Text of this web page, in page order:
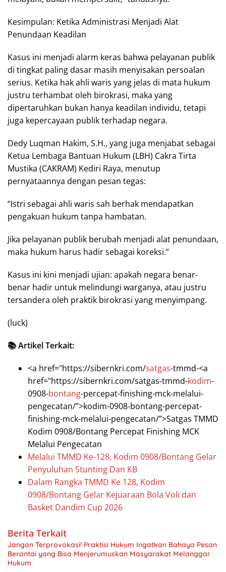
Kesimpulan: Ketika Administrasi Menjadi Alat
Penundaan Keadilan
Kasus ini menjadi alarm keras bahwa pelayanan publik
di tingkat paling dasar masih menyisakan persoalan
serius. Ketika hak ahli waris yang jelas di mata hukum
justru terhambat oleh birokrasi, maka yang
dipertaruhkan bukan hanya keadilan individu, tetapi
juga kepercayaan publik terhadap negara.
Dedy Luqman Hakim, S.H., yang juga menjabat sebagai
Ketua Lembaga Bantuan Hukum (LBH) Cakra Tirta
Mustika (CAKRAM) Kediri Raya, menutup
pernyataannya dengan pesan tegas:
“Istri sebagai ahli waris sah berhak mendapatkan
pengakuan hukum tanpa hambatan.
Jika pelayanan publik berubah menjadi alat penundaan,
maka hukum harus hadir sebagai koreksi.”
Kasus ini kini menjadi ujian: apakah negara benar-
benar hadir untuk melindungi warganya, atau justru
tersandera oleh praktik birokrasi yang menyimpang.
(luck)
📚 Artikel Terkait:
<a href="https://sibernkri.com/satgas-tmmd-<a
href="https://sibernkri.com/satgas-tmmd-kodim-
0908-bontang-percepat-finishing-mck-melalui-
pengecatan/”>kodim-0908-bontang-percepat-
finishing-mck-melalui-pengecatan/”>Satgas TMMD
Kodim 0908/Bontang Percepat Finishing MCK
Melalui Pengecatan
Melalui TMMD Ke-128, Kodim 0908/Bontang Gelar
Penyuluhan Stunting Dan KB
Dalam Rangka TMMD Ke 128, Kodim
0908/Bontang Gelar Kejuaraan Bola Voli dan
Basket Dandim Cup 2026
Berita Terkait
Jangan Terprovokasi! Praktisi Hukum Ingatkan Bahaya Pesan
Berantai yang Bisa Menjerumuskan Masyarakat Melanggar
Hukum